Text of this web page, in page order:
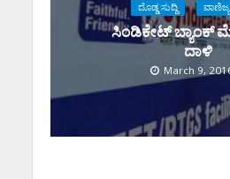
ದೊಡ್ಡ ಸುದ್ದಿ ವಾಣಿಜ್ಯ
ಸಿಂಡಿಕೇಟ್ ಬ್ಯಾಂಕ್
ದಾಳಿ
March 9,